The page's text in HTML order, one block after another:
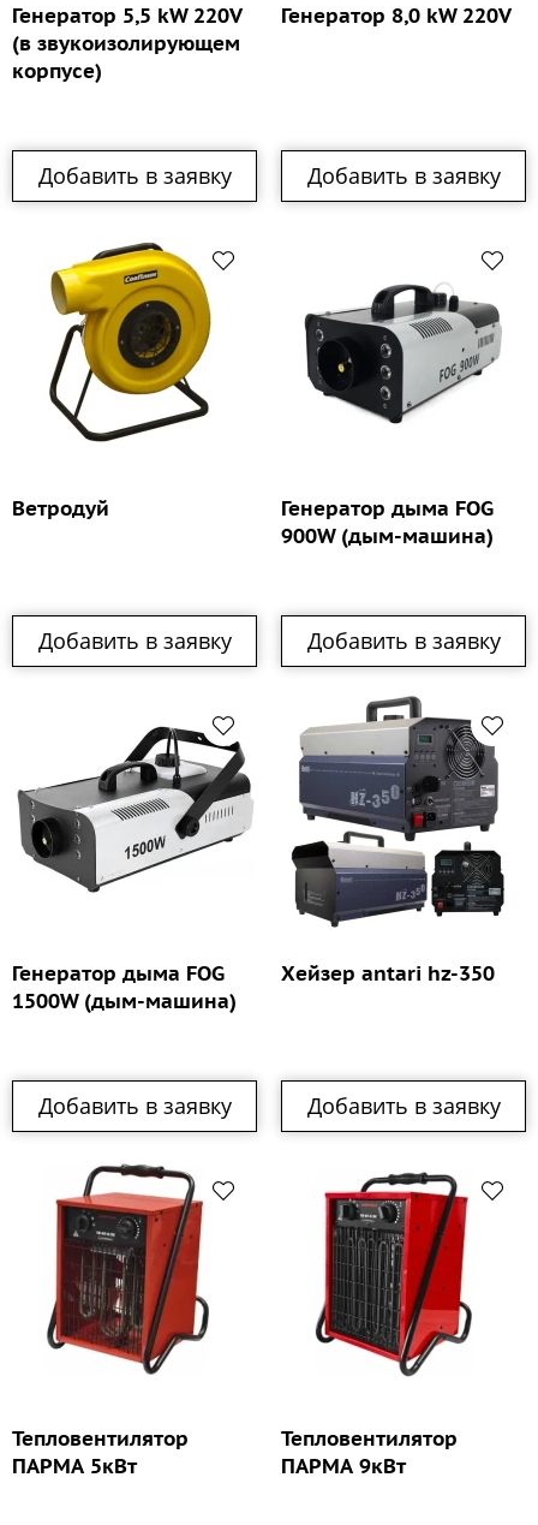
Генератор 5,5 kW 220V
(в звукоизолирующем
корпусе)
Добавить в заявку
Генератор 8,0 kW 220V
Добавить в заявку
Ветродуй
Добавить в заявку
Генератор дыма FOG
900W (дым-машина)
Добавить в заявку
Генератор дыма FOG
1500W (дым-машина)
Добавить в заявку
Хейзер antari hz-350
Добавить в заявку
Тепловентилятор
ПАРМА 5кВт
Тепловентилятор
ПАРМА 9кВт